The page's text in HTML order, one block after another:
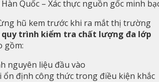
Quốc – Xác thực nguồn gốc minh
hũ kem trước khi ra mắt thị trường
quy trình kiểm tra chất lượng đa lớp
gồm:
nguyên liệu đầu vào
ổn định công thức trong điều kiện khắc